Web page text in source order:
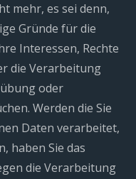
mehr, es sei denn,
Gründe für die
Interessen, Rechte
die Verarbeitung
oder
Werden die Sie
Daten verarbeitet,
haben Sie das
die Verarbeitung